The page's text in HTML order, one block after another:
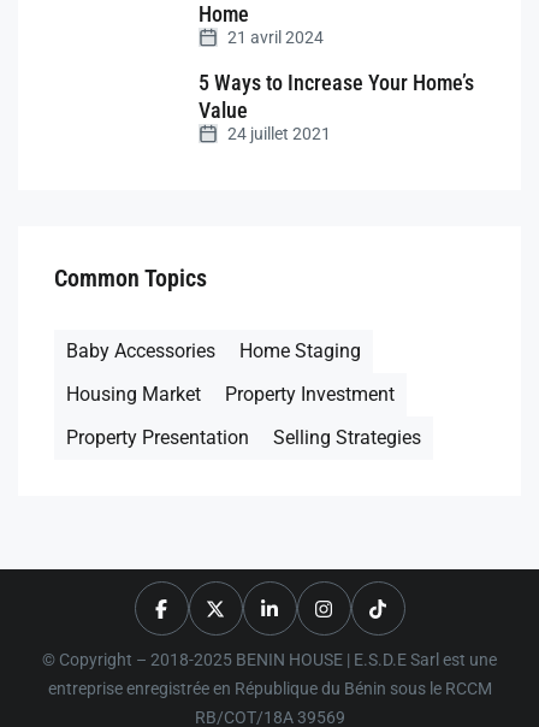
Home
21 avril 2024
5 Ways to Increase Your Home’s
Value
24 juillet 2021
Common Topics
Baby Accessories
Home Staging
Housing Market
Property Investment
Property Presentation
Selling Strategies
© Copyright – 2018-2025 BENIN HOUSE | E.S.D.E Sarl est une
entreprise enregistrée en République du Bénin sous le RCCM
RB/COT/18A 39569